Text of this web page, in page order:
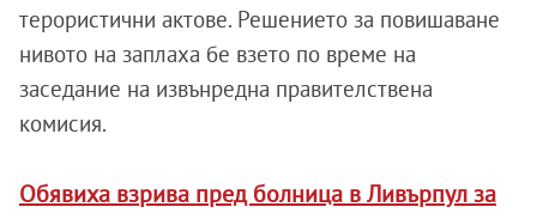
терористични актове. Решението за повишаване
нивото на заплаха бе взето по време на
заседание на извънредна правителствена
комисия.
Обявиха взрива пред болница в Ливърпул за